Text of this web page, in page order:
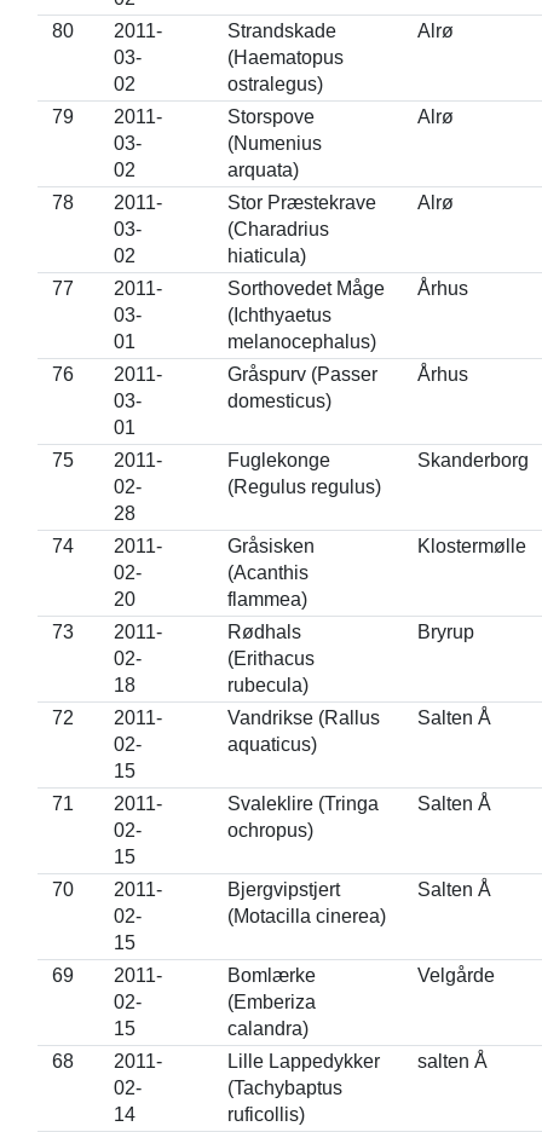
80
2011-
03-
02
Strandskade
(Haematopus
ostralegus)
Alrø
79
2011-
03-
02
Storspove
(Numenius
arquata)
Alrø
78
2011-
03-
02
Stor Præstekrave
(Charadrius
hiaticula)
Alrø
77
2011-
03-
01
Sorthovedet Måge
(Ichthyaetus
melanocephalus)
Århus
76
2011-
03-
01
Gråspurv (Passer
domesticus)
Århus
75
2011-
02-
28
Fuglekonge
(Regulus regulus)
Skanderborg
74
2011-
02-
20
Gråsisken
(Acanthis
flammea)
Klostermølle
73
2011-
02-
18
Rødhals
(Erithacus
rubecula)
Bryrup
72
2011-
02-
15
Vandrikse (Rallus
aquaticus)
Salten Å
71
2011-
02-
15
Svaleklire (Tringa
ochropus)
Salten Å
70
2011-
02-
15
Bjergvipstjert
(Motacilla cinerea)
Salten Å
69
2011-
02-
15
Bomlærke
(Emberiza
calandra)
Velgårde
68
2011-
02-
14
Lille Lappedykker
(Tachybaptus
ruficollis)
salten Å